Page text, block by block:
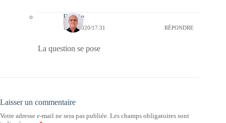
Bernie
12/05/2020/17:31 RÉPONDRE
La question se pose
Laisser un commentaire
Votre adresse e-mail ne sera pas publiée. Les champs obligatoires sont